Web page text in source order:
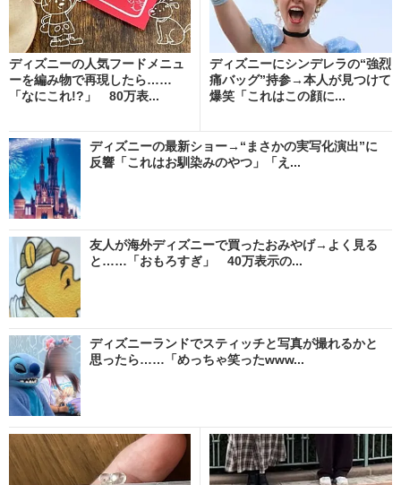
ディズニーの人気フードメニュ
ーを編み物で再現したら……
「なにこれ!?」 80万表...
ディズニーにシンデレラの“強烈
痛バッグ”持参→本人が見つけて
爆笑「これはこの顔に...
ディズニーの最新ショー→“まさかの実写化演出”に
反響「これはお馴染みのやつ」「え...
友人が海外ディズニーで買ったおみやげ→よく見る
と……「おもろすぎ」 40万表示の...
ディズニーランドでスティッチと写真が撮れるかと
思ったら……「めっちゃ笑ったwww...